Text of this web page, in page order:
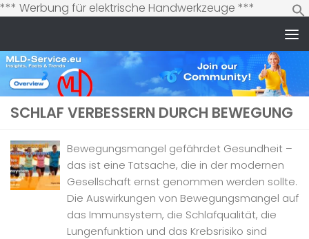
*** Werbung für elektrische Handwerkzeuge ***
Inhalt
SCHLAF VERBESSERN DURCH BEWEGUNG
Bewegungsmangel gefährdet Gesundheit –
das ist eine Tatsache, die in der modernen
Gesellschaft ernst genommen werden sollte.
Die Auswirkungen von Bewegungsmangel auf
das Immunsystem, die Schlafqualität, die
Lungenfunktion und das Krebsrisiko sind